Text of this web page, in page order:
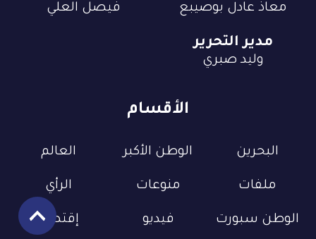
الأقسام
البحرين الوطن الأكبر العالم
ملفات منوعات الرأي
الوطن سبورت فيديو إقتصاد
معاذ عادل بوصيبع فيصل العلي
مدير التحرير
وليد صبري